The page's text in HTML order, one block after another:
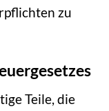
zu
Teile, die